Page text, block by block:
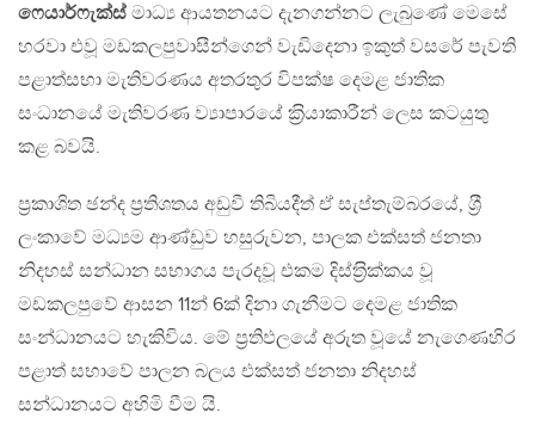
ෆෙයාර්ෆැක්ස් මාධ්‍ය ආයතනයට දැනගන්නට ලැබුණේ මෙසේ
හරවා එවූ මඩකලපුවාසීන්ගෙන් වැඩිදෙනා ඉකුත් වසරේ පැවති
පළාත්සභා මැතිවරණය අතරතුර විපක්ෂ දෙමළ ජාතික
සංධානයේ මැතිවරණ ව්‍යාපාරයේ ක‍්‍රියාකාරීන් ලෙස කටයුතු
කළ බවයි.
ප‍්‍රකාශිත ඡන්ද ප‍්‍රතිශතය අඩුවී තිබියදීත් ඒ සැප්තැම්බරයේ, ශ‍්‍රී
ලංකාවේ මධ්‍යම ආණ්ඩුව හසුරුවන, පාලක එක්සත් ජනතා
නිදහස් සන්ධාන සභාගය පැරදවූ එකම දිස්ත‍්‍රික්කය වූ
මඩකලපුවේ ආසන 11න් 6ක් දිනා ගැනීමට දෙමළ ජාතික
සංන්ධානයට හැකිවිය. මේ ප‍්‍රතිඵලයේ අරුත වූයේ නැගෙණහිර
පළාත් සභාවේ පාලන බලය එක්සත් ජනතා නිදහස්
සන්ධානයට අහිමි වීම යි.